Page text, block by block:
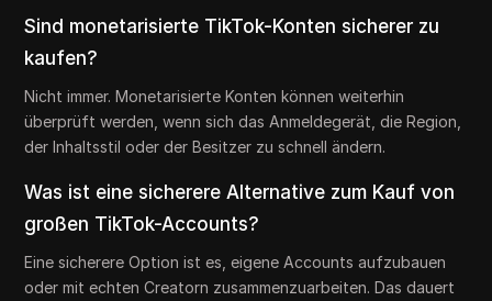
Sind monetarisierte TikTok-Konten sicherer zu
kaufen?
Nicht immer. Monetarisierte Konten können weiterhin
überprüft werden, wenn sich das Anmeldegerät, die Region,
der Inhaltsstil oder der Besitzer zu schnell ändern.
Was ist eine sicherere Alternative zum Kauf von
großen TikTok-Accounts?
Eine sicherere Option ist es, eigene Accounts aufzubauen
oder mit echten Creatorn zusammenzuarbeiten. Das dauert